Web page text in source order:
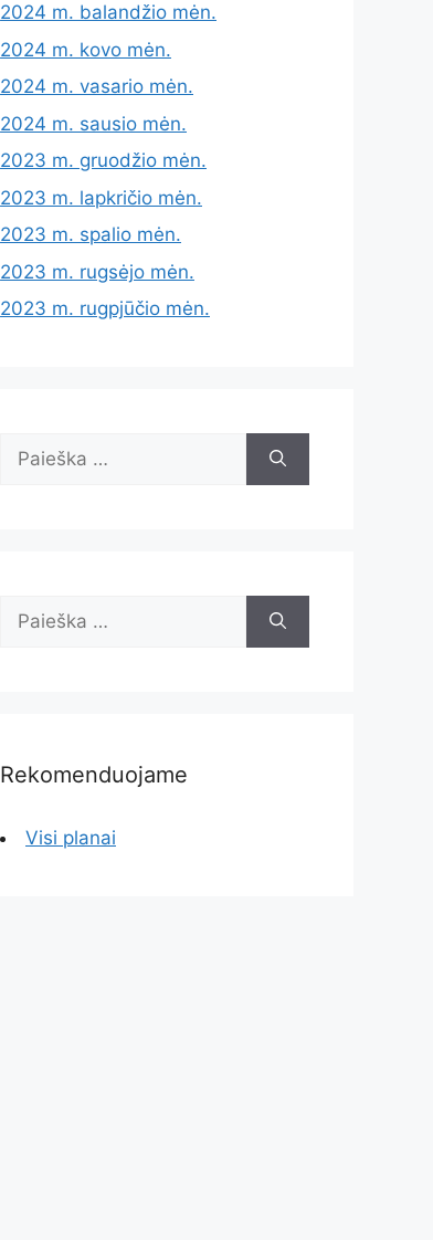
2024 m. balandžio mėn.
2024 m. kovo mėn.
2024 m. vasario mėn.
2024 m. sausio mėn.
2023 m. gruodžio mėn.
2023 m. lapkričio mėn.
2023 m. spalio mėn.
2023 m. rugsėjo mėn.
2023 m. rugpjūčio mėn.
Ieškoti:
Ieškoti:
Rekomenduojame
Visi planai